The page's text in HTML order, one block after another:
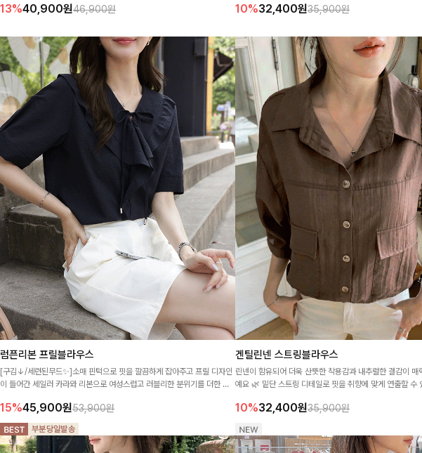
13%40,900원46,900원 10%32,400원35,900원
럼픈리본 프릴블라우스
[구김↓/세련된무드✨]소매 핀턱으로 핏을 깔끔하게 잡아주고 프릴 디자인
이 들어간 세일러 카라와 리본으로 여성스럽고 러블리한 분위기를 더한 블
15%45,900원53,900원
겐틸린넨 스트링블라우스
린넨이 함유되어 더욱 산뜻한 착용감과 내추럴한 결감이 매
예요 🌿 밑단 스트링 디테일로 핏을 취향에 맞게 연출할 수
10%32,400원35,900원